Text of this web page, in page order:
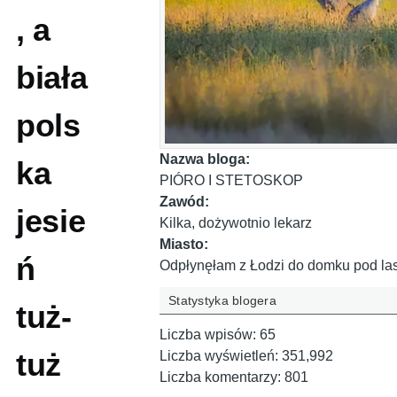
, a
biała
pols
ka
jesie
ń
tuż-
tuż
Nazwa bloga:
PIÓRO I STETOSKOP
Zawód:
Kilka, dożywotnio lekarz
Miasto:
Odpłynęłam z Łodzi do domku pod
Statystyka blogera
Liczba wpisów: 65
Liczba wyświetleń: 351,992
Liczba komentarzy: 801